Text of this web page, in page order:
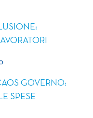
GOVERNO:
SPESE